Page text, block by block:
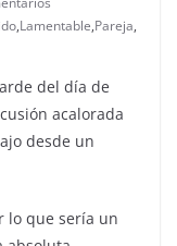
,Lamentable,Pareja,
del día de
acalorada
desde un
lo que sería un